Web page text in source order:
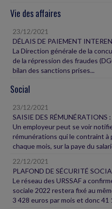
Vie des affaires
23/12/2021
DÉLAIS DE PAIEMENT
La Direction générale de la
de la répression des fraudes
bilan des sanctions prises...
Social
23/12/2021
SAISIE DES RÉMUNÉRATIONS
Un employeur peut se voir
rémunérations qui le contraint
chaque mois, sur la paye du
22/12/2021
PLAFOND DE SÉCURITÉ
Le réseau des URSSAF a
sociale 2022 restera fixé au
3 428 euros par mois et donc 41